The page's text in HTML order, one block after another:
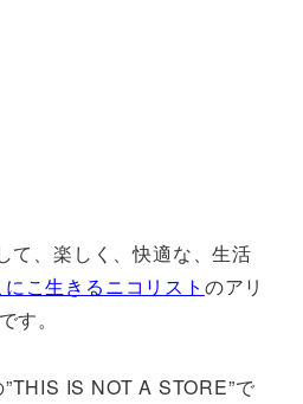
て、楽しく、快適な、生活
にこ生きるニコリスト のアリ
す。
IS NOT A STORE”で